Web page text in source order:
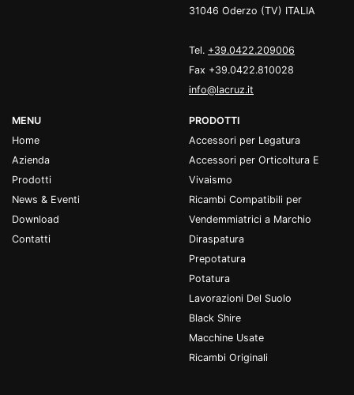
31046 Oderzo (TV) ITALIA
Tel. +39.0422.209006
Fax +39.0422.810028
info@lacruz.it
MENU
Home
Azienda
Prodotti
News & Eventi
Download
Contatti
PRODOTTI
Accessori per Legatura
Accessori per Orticoltura E
Vivaismo
Ricambi Compatibili per
Vendemmiatrici a Marchio
Diraspatura
Prepotatura
Potatura
Lavorazioni Del Suolo
Black Shire
Macchine Usate
Ricambi Originali